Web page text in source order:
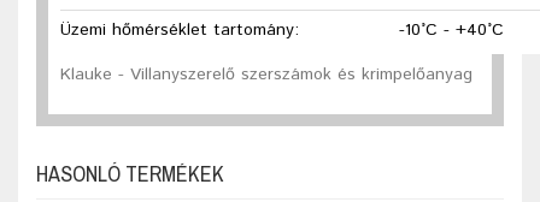
Üzemi hőmérséklet tartomány:
-10°C - +40°C
Klauke - Villanyszerelő szerszámok és krimpelőanyag
HASONLÓ TERMÉKEK